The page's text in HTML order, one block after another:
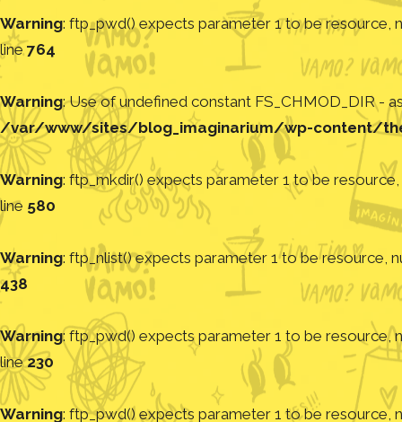
Warning: ftp_pwd() expects parameter 1 to be resource,
line764
Warning: Use of undefined constant FS_CHMOD_DIR -
/var/www/sites/blog_imaginarium/wp-content/
Warning: ftp_mkdir() expects parameter 1 to be resource,
line 580
Warning: ftp_nlist() expects parameter 1 to be resource,
438
Warning: ftp_pwd() expects parameter 1 to be resource,
line230
Warning: ftp_pwd() expects parameter 1 to be resource,